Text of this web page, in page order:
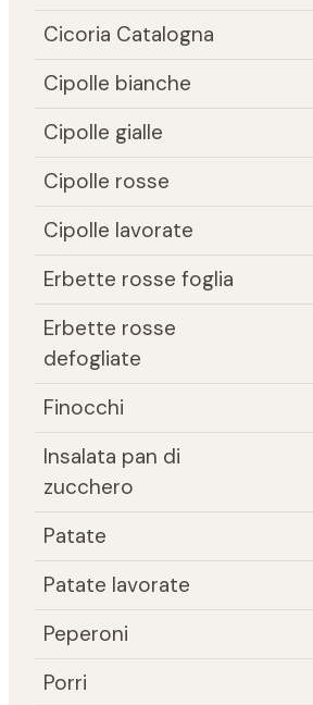
Cicoria Catalogna
Cipolle bianche
Cipolle gialle
Cipolle rosse
Cipolle lavorate
Erbette rosse foglia
Erbette rosse
defogliate
Finocchi
Insalata pan di
zucchero
Patate
Patate lavorate
Peperoni
Porri